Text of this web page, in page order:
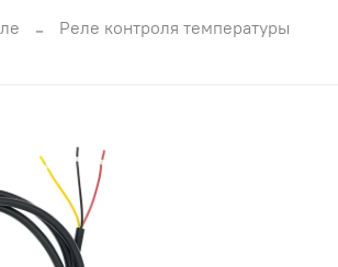
Реле контроля температуры